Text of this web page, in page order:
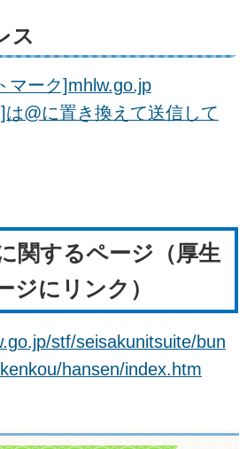
ス
マーク]mhlw.go.jp
@に置き換えて送信して
関するページ（厚生
ジにリンク）
stf/seisakunitsuite/bun
hansen/index.htm